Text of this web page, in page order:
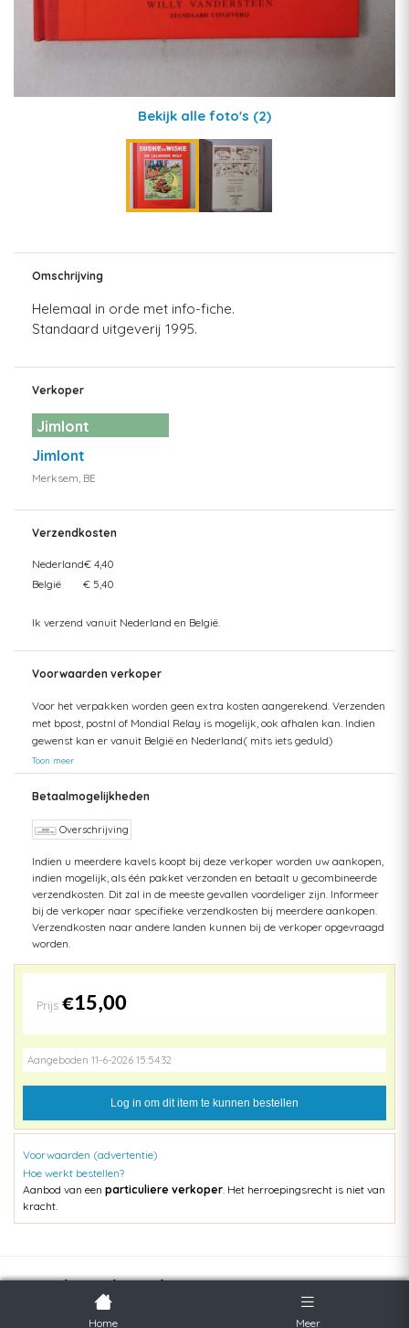
Bekijk alle foto's (2)
Omschrijving
Helemaal in orde met info-fiche.
Standaard uitgeverij 1995.
Verkoper
Jimlont
Jimlont
Merksem, BE
Verzendkosten
Nederland€ 4,40
België
€ 5,40
Ik verzend vanuit Nederland en België.
Voorwaarden verkoper
Voor het verpakken worden geen extra kosten aangerekend. Verzenden
met bpost, postnl of Mondial Relay is mogelijk, ook afhalen kan. Indien
gewenst kan er vanuit België en Nederland( mits iets geduld)
verzonden worden.
Toon meer
Betaalmogelijkheden
Overschrijving
Indien u meerdere kavels koopt bij deze verkoper worden uw aankopen,
indien mogelijk, als één pakket verzonden en betaalt u gecombineerde
verzendkosten. Dit zal in de meeste gevallen voordeliger zijn. Informeer
bij de verkoper naar specifieke verzendkosten bij meerdere aankopen.
Verzendkosten naar andere landen kunnen bij de verkoper opgevraagd
worden.
Prijs €15,00
Aangeboden 11-6-2026 15:54:32
Log in om dit item te kunnen bestellen
Voorwaarden (advertentie)
Hoe werkt bestellen?
Aanbod van een particuliere verkoper . Het herroepingsrecht is niet van
kracht.
Populaire kavels
Home Meer